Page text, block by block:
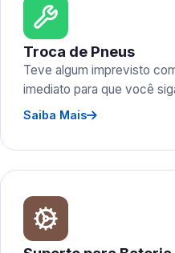
Troca de Pneus
Teve algum imprevisto
imediato para que você
Saiba Mais